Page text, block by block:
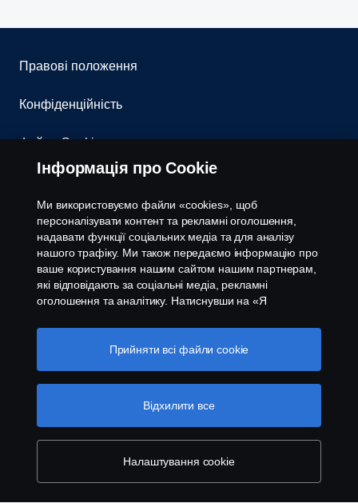
Правові положення
Конфіденційність
Файли Cookies
Контакти
Система повідомлення про порушення
Налаштування cookies
CV AB (publ). ТОВ "Сканія Україна", 08004,
Київська область, Бучанський район, с.Калинівка,
вул. Київська 37; тел.+380 44 363-0-363
Інформація про Cookie
Ми використовуємо файли «cookies», щоб
персоналізувати контент та рекламні оголошення,
надавати функції соціальних медіа та для аналізу
нашого трафіку. Ми також передаємо інформацію про
ваше користування нашим сайтом нашим партнерам,
які відповідають за соціальні медіа, рекламні
оголошення та аналітику. Натиснувши на «Я
згоду на використання всіх файлів cookies та на
передачу інформації. Ви також можете керувати
ми використовуємо файли cookie, відвідайте сторінку
про cookie на нашому сайті, натиснувши на посилання
під цим текстом. Cookie policy
Налаштування cookie
Відхилити все
Прийняти всі файли сookie